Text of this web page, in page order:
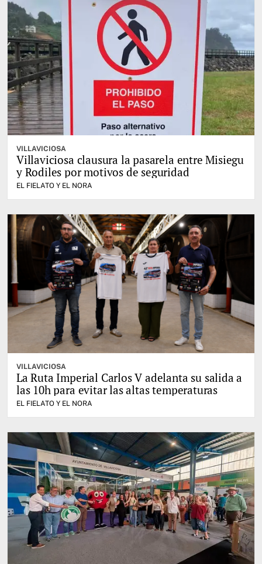
VILLAVICIOSA
Villaviciosa clausura la pasarela entre Misiegu
y Rodiles por motivos de seguridad
EL FIELATO Y EL NORA
VILLAVICIOSA
La Ruta Imperial Carlos V adelanta su salida a
las 10h para evitar las altas temperaturas
EL FIELATO Y EL NORA